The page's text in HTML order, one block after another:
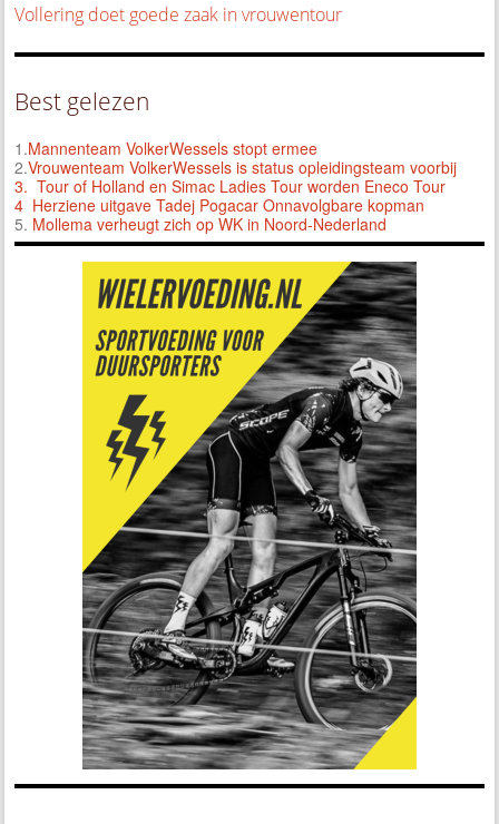
Vollering doet goede zaak in vrouwentour
Best gelezen
1.Mannenteam VolkerWessels stopt ermee
2.Vrouwenteam VolkerWessels is status opleidingsteam voorbij
3. Tour of Holland en Simac Ladies Tour worden Eneco Tour
4 Herziene uitgave Tadej Pogacar Onnavolgbare kopman
5. Mollema verheugt zich op WK in Noord-Nederland